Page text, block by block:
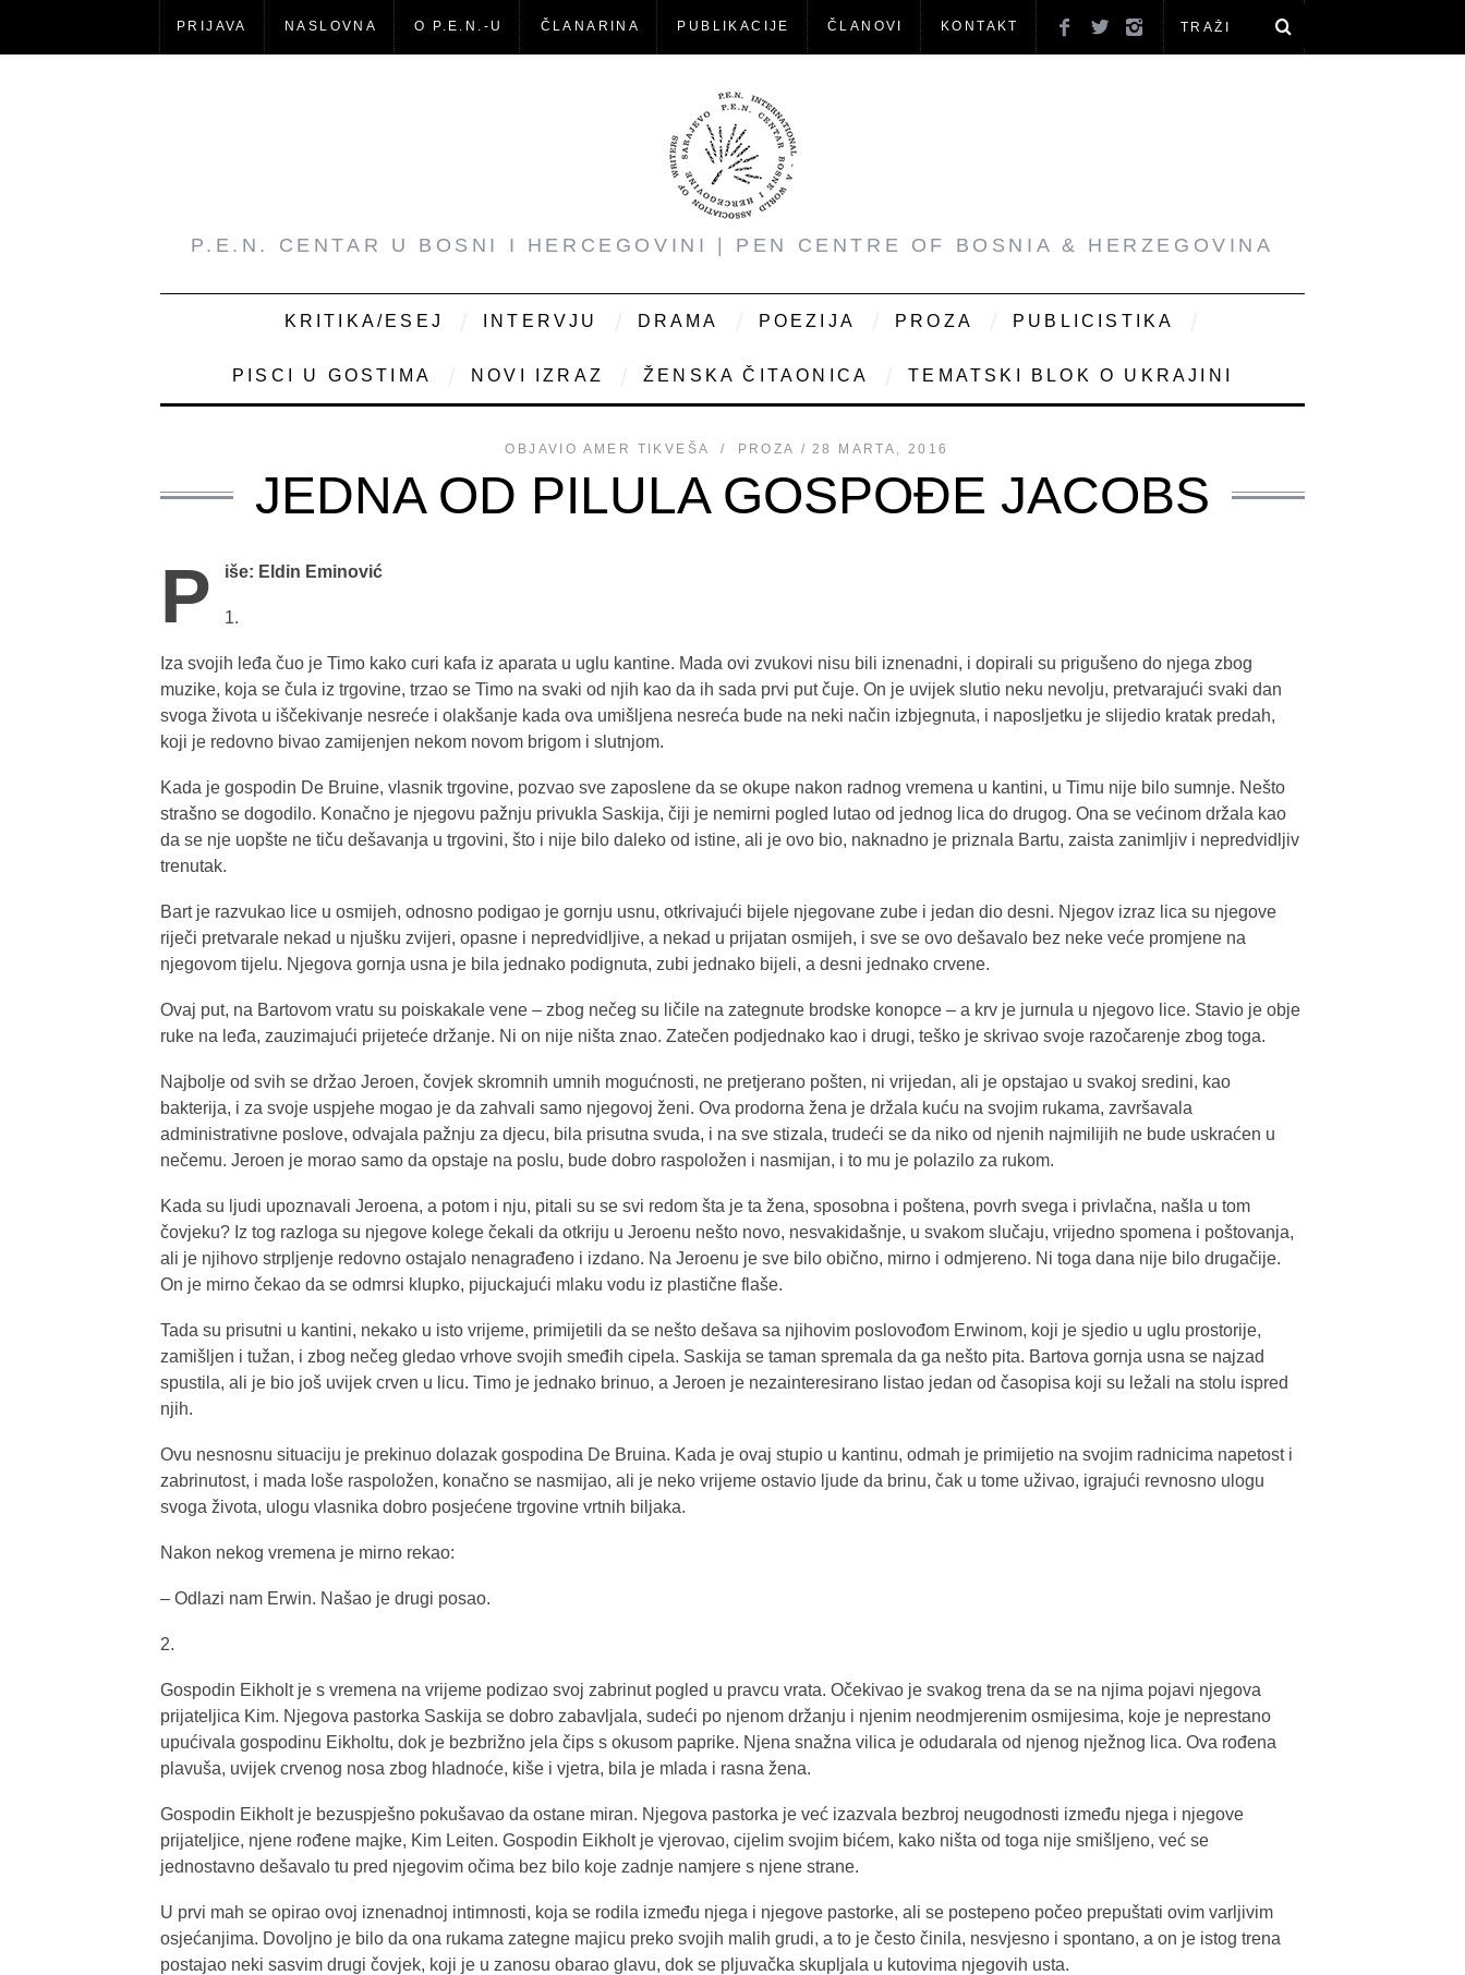
PRIJAVA NASLOVNA O P.E.N.-U ČLANARINA PUBLIKACIJE ČLANOVI KONTAKT
P.E.N. CENTAR U BOSNI I HERCEGOVINI | PEN CENTRE OF BOSNIA & HERZEGOVINA
KRITIKA/ESEJ INTERVJU DRAMA POEZIJA PROZA PUBLICISTIKA
PISCI U GOSTIMA NOVI IZRAZ ŽENSKA ČITAONICA TEMATSKI BLOK O UKRAJINI
OBJAVIO AMER TIKVEŠA PROZA 28 MARTA, 2016
JEDNA OD PILULA GOSPOĐE JACOBS
P iše: Eldin Eminović
1.
Iza svojih leđa čuo je Timo kako curi kafa iz aparata u uglu kantine. Mada ovi zvukovi nisu bili iznenadni, i dopirali su prigušeno do njega zbog
muzike, koja se čula iz trgovine, trzao se Timo na svaki od njih kao da ih sada prvi put čuje. On je uvijek slutio neku nevolju, pretvarajući svaki dan
svoga života u iščekivanje nesreće i olakšanje kada ova umišljena nesreća bude na neki način izbjegnuta, i naposljetku je slijedio kratak predah,
koji je redovno bivao zamijenjen nekom novom brigom i slutnjom.
Kada je gospodin De Bruine, vlasnik trgovine, pozvao sve zaposlene da se okupe nakon radnog vremena u kantini, u Timu nije bilo sumnje. Nešto
strašno se dogodilo. Konačno je njegovu pažnju privukla Saskija, čiji je nemirni pogled lutao od jednog lica do drugog. Ona se većinom držala kao
da se nje uopšte ne tiču dešavanja u trgovini, što i nije bilo daleko od istine, ali je ovo bio, naknadno je priznala Bartu, zaista zanimljiv i nepredvidljiv
trenutak.
Bart je razvukao lice u osmijeh, odnosno podigao je gornju usnu, otkrivajući bijele njegovane zube i jedan dio desni. Njegov izraz lica su njegove
riječi pretvarale nekad u njušku zvijeri, opasne i nepredvidljive, a nekad u prijatan osmijeh, i sve se ovo dešavalo bez neke veće promjene na
njegovom tijelu. Njegova gornja usna je bila jednako podignuta, zubi jednako bijeli, a desni jednako crvene.
Ovaj put, na Bartovom vratu su poiskakale vene – zbog nečeg su ličile na zategnute brodske konopce – a krv je jurnula u njegovo lice. Stavio je obje
ruke na leđa, zauzimajući prijeteće držanje. Ni on nije ništa znao. Zatečen podjednako kao i drugi, teško je skrivao svoje razočarenje zbog toga.
Najbolje od svih se držao Jeroen, čovjek skromnih umnih mogućnosti, ne pretjerano pošten, ni vrijedan, ali je opstajao u svakoj sredini, kao
bakterija, i za svoje uspjehe mogao je da zahvali samo njegovoj ženi. Ova prodorna žena je držala kuću na svojim rukama, završavala
administrativne poslove, odvajala pažnju za djecu, bila prisutna svuda, i na sve stizala, trudeći se da niko od njenih najmilijih ne bude uskraćen u
nečemu. Jeroen je morao samo da opstaje na poslu, bude dobro raspoložen i nasmijan, i to mu je polazilo za rukom.
Kada su ljudi upoznavali Jeroena, a potom i nju, pitali su se svi redom šta je ta žena, sposobna i poštena, povrh svega i privlačna, našla u tom
čovjeku? Iz tog razloga su njegove kolege čekali da otkriju u Jeroenu nešto novo, nesvakidašnje, u svakom slučaju, vrijedno spomena i poštovanja,
ali je njihovo strpljenje redovno ostajalo nenagrađeno i izdano. Na Jeroenu je sve bilo obično, mirno i odmjereno. Ni toga dana nije bilo drugačije.
On je mirno čekao da se odmrsi klupko, pijuckajući mlaku vodu iz plastične flaše.
Tada su prisutni u kantini, nekako u isto vrijeme, primijetili da se nešto dešava sa njihovim poslovođom Erwinom, koji je sjedio u uglu prostorije,
zamišljen i tužan, i zbog nečeg gledao vrhove svojih smeđih cipela. Saskija se taman spremala da ga nešto pita. Bartova gornja usna se najzad
spustila, ali je bio još uvijek crven u licu. Timo je jednako brinuo, a Jeroen je nezainteresirano listao jedan od časopisa koji su ležali na stolu ispred
njih.
Ovu nesnosnu situaciju je prekinuo dolazak gospodina De Bruina. Kada je ovaj stupio u kantinu, odmah je primijetio na svojim radnicima napetost i
zabrinutost, i mada loše raspoložen, konačno se nasmijao, ali je neko vrijeme ostavio ljude da brinu, čak u tome uživao, igrajući revnosno ulogu
svoga života, ulogu vlasnika dobro posjećene trgovine vrtnih biljaka.
Nakon nekog vremena je mirno rekao:
– Odlazi nam Erwin. Našao je drugi posao.
2.
Gospodin Eikholt je s vremena na vrijeme podizao svoj zabrinut pogled u pravcu vrata. Očekivao je svakog trena da se na njima pojavi njegova
prijateljica Kim. Njegova pastorka Saskija se dobro zabavljala, sudeći po njenom držanju i njenim neodmjerenim osmijesima, koje je neprestano
upućivala gospodinu Eikholtu, dok je bezbrižno jela čips s okusom paprike. Njena snažna vilica je odudarala od njenog nježnog lica. Ova rođena
plavuša, uvijek crvenog nosa zbog hladnoće, kiše i vjetra, bila je mlada i rasna žena.
Gospodin Eikholt je bezuspješno pokušavao da ostane miran. Njegova pastorka je već izazvala bezbroj neugodnosti između njega i njegove
prijateljice, njene rođene majke, Kim Leiten. Gospodin Eikholt je vjerovao, cijelim svojim bićem, kako ništa od toga nije smišljeno, već se
jednostavno dešavalo tu pred njegovim očima bez bilo koje zadnje namjere s njene strane.
U prvi mah se opirao ovoj iznenadnoj intimnosti, koja se rodila između njega i njegove pastorke, ali se postepeno počeo prepuštati ovim varljivim
osjećanjima. Dovoljno je bilo da ona rukama zategne majicu preko svojih malih grudi, a to je često činila, nesvjesno i spontano, a on je istog trena
postajao neki sasvim drugi čovjek, koji je u zanosu obarao glavu, dok se pljuvačka skupljala u kutovima njegovih usta.